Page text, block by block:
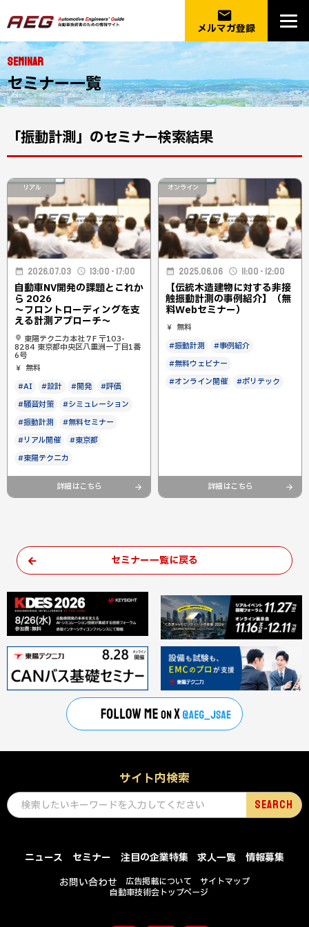
email
メルマガ登録
SEMINAR
セミナー一覧
「振動計測」のセミナー検索結果
リアル
2026.07.03 13:00 - 17:00
自動車NV開発の課題とこれか
ら 2026
～フロントローディングを支
える計測アプローチ～
東陽テクニカ本社７F 〒103-
8284 東京都中央区八重洲一丁目1番
6号
無料
#AI #設計 #開発
#評価
#騒音対策
#シミュレーション
#振動計測
#無料セミナー
#リアル開催
#東京都
#東陽テクニカ
詳細はこちら
オンライン
2025.06.06 11:00 - 12:00
【伝統木造建物に対する非接
触振動計測の事例紹介】（無
料Webセミナー）
無料
#振動計測
#事例紹介
#無料ウェビナー
#オンライン開催
#ポリテック
詳細はこちら
セミナー一覧に戻る
サイト内検索
ニュース セミナー 注目の企業特集 求人一覧
情報募集
お問い合わせ
広告掲載について
サイトマップ
自動車技術会トップページ